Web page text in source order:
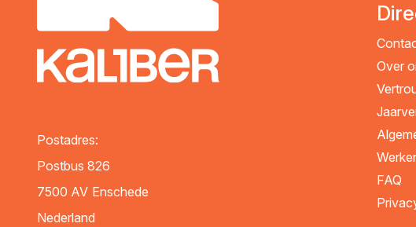
Postadres:
Postbus 826
7500 AV Enschede
Nederland
Over
FAQ